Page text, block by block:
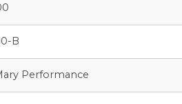
B
Performance